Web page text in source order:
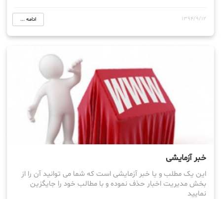
1394/9/12 ادامه ...
خبر آزمایشی
این یک مطلب و یا خبر آزمایشی است که شما می توانید آن را از
بخش مدیریت اخبار حذف نموده و با مطالب خود را جایگزین
نمایید